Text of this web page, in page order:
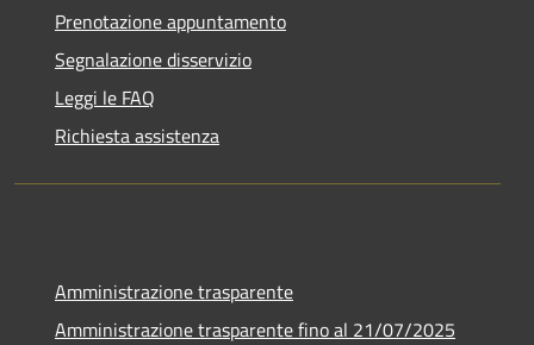
Prenotazione appuntamento
Segnalazione disservizio
Leggi le FAQ
Richiesta assistenza
Amministrazione trasparente
Amministrazione trasparente fino al 21/07/2025